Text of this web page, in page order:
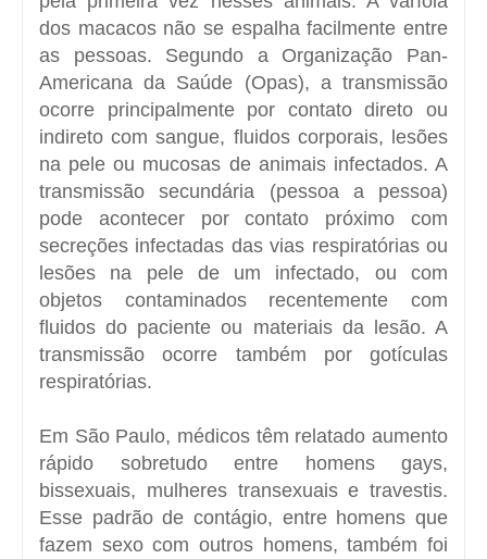
dos macacos não se espalha facilmente entre
as pessoas. Segundo a Organização Pan-
Americana da Saúde (Opas), a transmissão
ocorre principalmente por contato direto ou
indireto com sangue, fluidos corporais, lesões
na pele ou mucosas de animais infectados. A
transmissão secundária (pessoa a pessoa)
pode acontecer por contato próximo com
secreções infectadas das vias respiratórias ou
lesões na pele de um infectado, ou com
objetos contaminados recentemente com
fluidos do paciente ou materiais da lesão. A
transmissão ocorre também por gotículas
respiratórias.
Em São Paulo, médicos têm relatado aumento
rápido sobretudo entre homens gays,
bissexuais, mulheres transexuais e travestis.
Esse padrão de contágio, entre homens que
fazem sexo com outros homens, também foi